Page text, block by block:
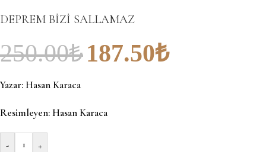
DEPREM BİZİ SALLAMAZ
250.00₺187.50₺
Yazar: Hasan Karaca
Resimleyen: Hasan Karaca
- +